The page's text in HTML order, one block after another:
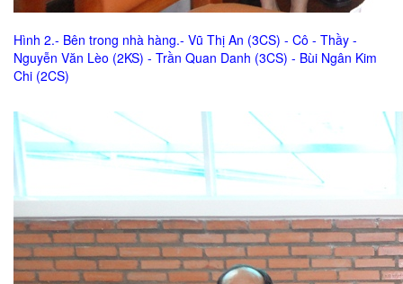
Hình 2.- Bên trong nhà hàng.- Vũ Thị An (3CS) - Cô - Thầy -
Nguyễn Văn Lèo (2KS) - Trần Quan Danh (3CS) - Bùi Ngân Kim
Chi (2CS)